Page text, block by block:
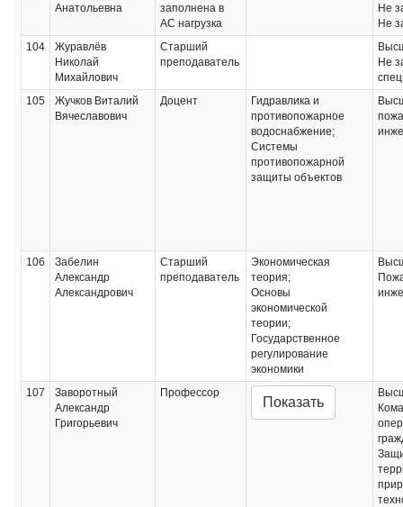
Анатольевна
заполнена в
АС нагрузка
Не
Не
104
Журавлёв
Николай
Михайлович
Старший
преподаватель
Не
105
Жучков Виталий
Вячеславович
Доцент
Гидравлика и
противопожарное
водоснабжение;
Системы
противопожарной
защиты объектов
106
Забелин
Александр
Александрович
Старший
преподаватель
Экономическая
теория;
Основы
экономической
теории;
Государственное
регулирование
экономики
107
Заворотный
Александр
Григорьевич
Профессор
Показать